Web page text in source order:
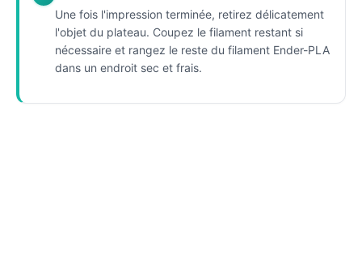
Une fois l'impression terminée, retirez délicatement
l'objet du plateau. Coupez le filament restant si
nécessaire et rangez le reste du filament Ender-PLA
dans un endroit sec et frais.